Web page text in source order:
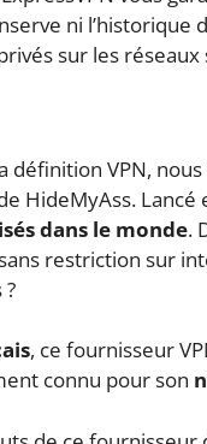
ni l’historique
sur les réseaux
définition VPN,
HideMyAss. Lancé
dans le monde.
restriction sur
, ce fournisseur
connu pour son